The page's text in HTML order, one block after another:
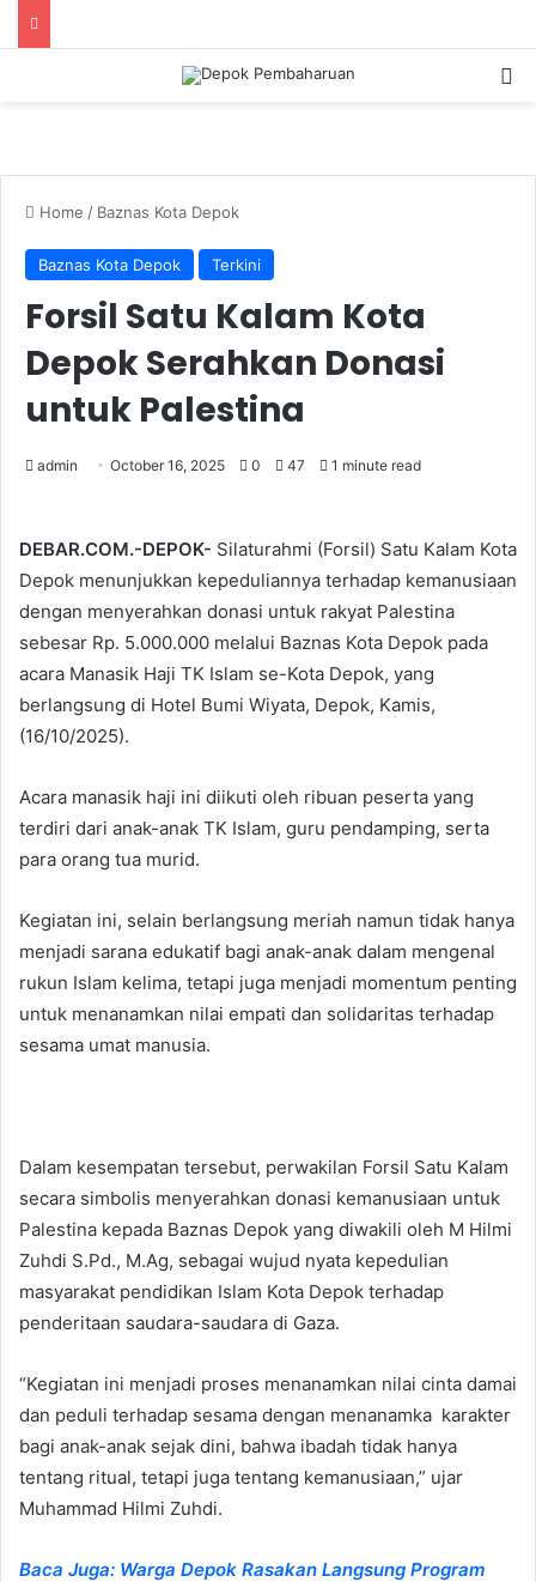
Home / Baznas Kota Depok
Baznas Kota Depok Terkini
Forsil Satu Kalam Kota
Depok Serahkan Donasi
untuk Palestina
admin October 16, 2025 0 47 1 minute read
DEBAR.COM.-DEPOK- Silaturahmi (Forsil) Satu Kalam Kota
Depok menunjukkan kepeduliannya terhadap kemanusiaan
dengan menyerahkan donasi untuk rakyat Palestina
sebesar Rp. 5.000.000 melalui Baznas Kota Depok pada
acara Manasik Haji TK Islam se-Kota Depok, yang
berlangsung di Hotel Bumi Wiyata, Depok, Kamis,
(16/10/2025).
Acara manasik haji ini diikuti oleh ribuan peserta yang
terdiri dari anak-anak TK Islam, guru pendamping, serta
para orang tua murid.
Kegiatan ini, selain berlangsung meriah namun tidak hanya
menjadi sarana edukatif bagi anak-anak dalam mengenal
rukun Islam kelima, tetapi juga menjadi momentum penting
untuk menanamkan nilai empati dan solidaritas terhadap
sesama umat manusia.
Dalam kesempatan tersebut, perwakilan Forsil Satu Kalam
secara simbolis menyerahkan donasi kemanusiaan untuk
Palestina kepada Baznas Depok yang diwakili oleh M Hilmi
Zuhdi S.Pd., M.Ag, sebagai wujud nyata kepedulian
masyarakat pendidikan Islam Kota Depok terhadap
penderitaan saudara-saudara di Gaza.
“Kegiatan ini menjadi proses menanamkan nilai cinta damai
dan peduli terhadap sesama dengan menanamka karakter
bagi anak-anak sejak dini, bahwa ibadah tidak hanya
tentang ritual, tetapi juga tentang kemanusiaan,” ujar
Muhammad Hilmi Zuhdi.
Baca Juga: Warga Depok Rasakan Langsung Program